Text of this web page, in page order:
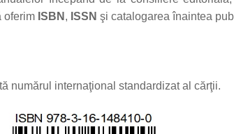
oferim ISBN , ISSN şi catalogarea înaintea
numărul internaţional standardizat al cărţii.